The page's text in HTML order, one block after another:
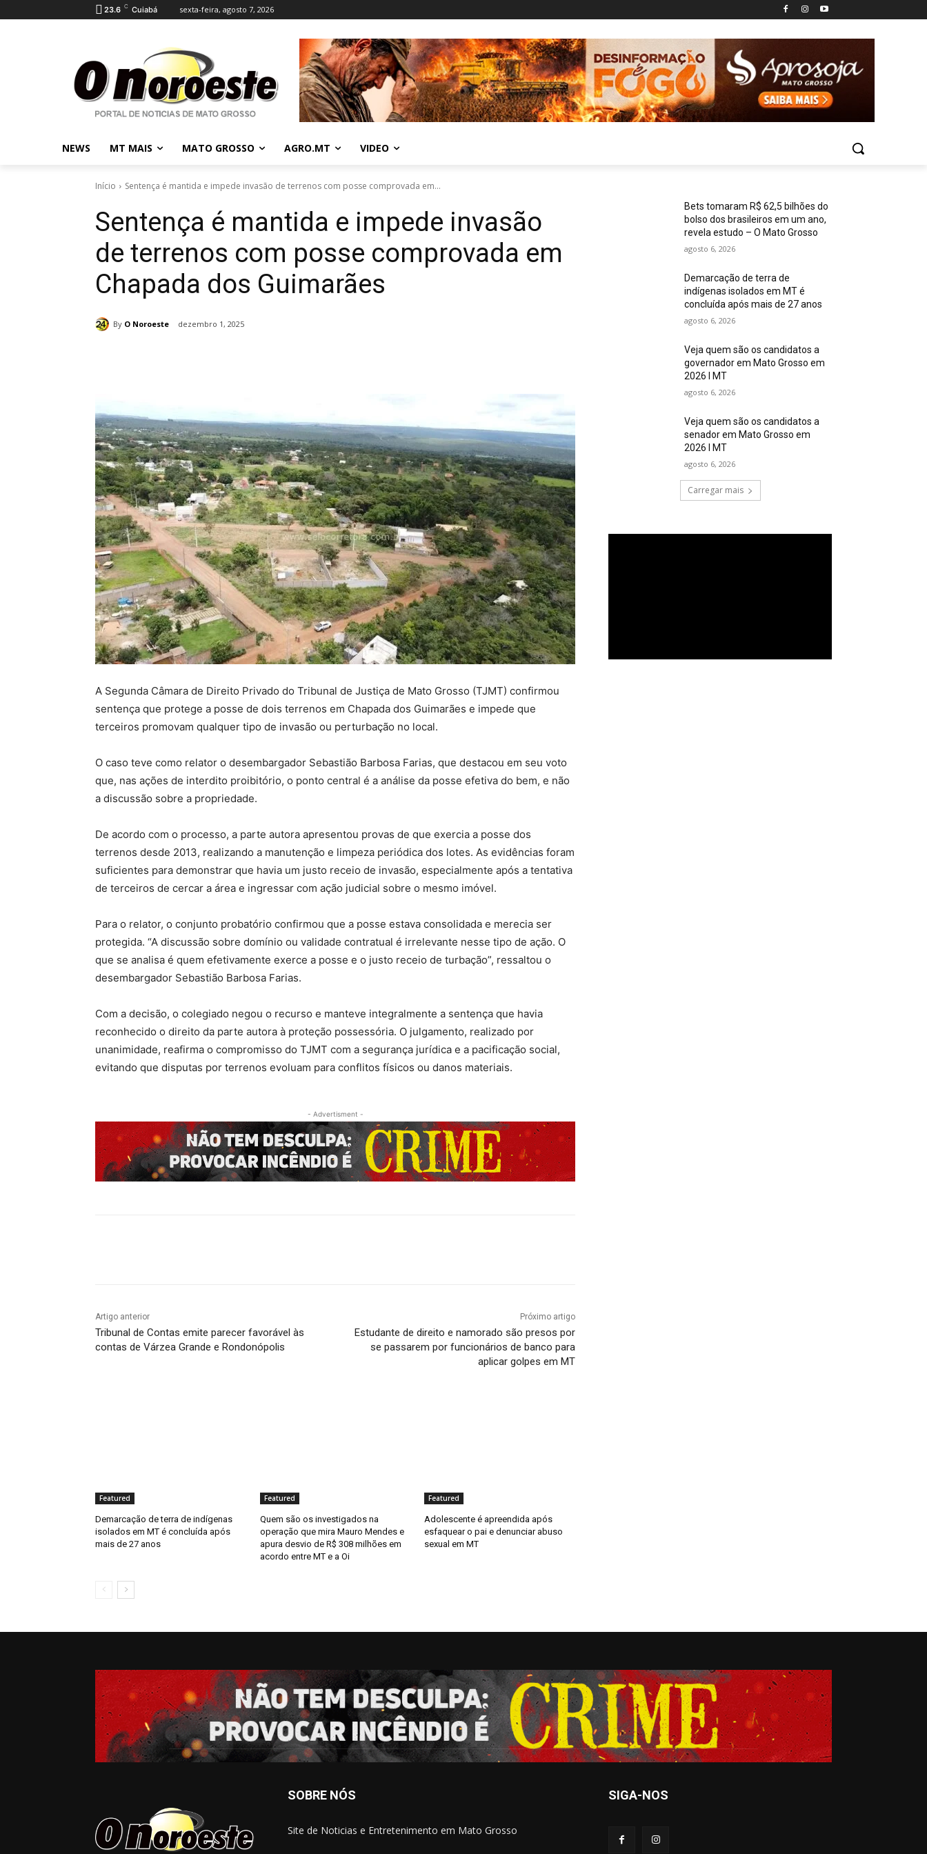
23.6 C Cuiabá sexta-feira, agosto 7, 2026
NEWS MT MAIS MATO GROSSO AGRO.MT VIDEO
Início Sentença é mantida e impede invasão de terrenos com posse comprovada em...
Sentença é mantida e impede invasão
de terrenos com posse comprovada em
Chapada dos Guimarães
By O Noroeste dezembro 1, 2025
A Segunda Câmara de Direito Privado do Tribunal de Justiça de Mato Grosso (TJMT) confirmou
sentença que protege a posse de dois terrenos em Chapada dos Guimarães e impede que
terceiros promovam qualquer tipo de invasão ou perturbação no local.
O caso teve como relator o desembargador Sebastião Barbosa Farias, que destacou em seu voto
que, nas ações de interdito proibitório, o ponto central é a análise da posse efetiva do bem, e não
a discussão sobre a propriedade.
De acordo com o processo, a parte autora apresentou provas de que exercia a posse dos
terrenos desde 2013, realizando a manutenção e limpeza periódica dos lotes. As evidências foram
suficientes para demonstrar que havia um justo receio de invasão, especialmente após a tentativa
de terceiros de cercar a área e ingressar com ação judicial sobre o mesmo imóvel.
Para o relator, o conjunto probatório confirmou que a posse estava consolidada e merecia ser
protegida. “A discussão sobre domínio ou validade contratual é irrelevante nesse tipo de ação. O
que se analisa é quem efetivamente exerce a posse e o justo receio de turbação”, ressaltou o
desembargador Sebastião Barbosa Farias.
Com a decisão, o colegiado negou o recurso e manteve integralmente a sentença que havia
reconhecido o direito da parte autora à proteção possessória. O julgamento, realizado por
unanimidade, reafirma o compromisso do TJMT com a segurança jurídica e a pacificação social,
evitando que disputas por terrenos evoluam para conflitos físicos ou danos materiais.
- Advertisment -
Artigo anterior
Tribunal de Contas emite parecer favorável às
contas de Várzea Grande e Rondonópolis
Próximo artigo
Estudante de direito e namorado são presos por
se passarem por funcionários de banco para
aplicar golpes em MT
Featured
Demarcação de terra de indígenas
isolados em MT é concluída após
mais de 27 anos
Featured
Quem são os investigados na
operação que mira Mauro Mendes e
apura desvio de R$ 308 milhões em
acordo entre MT e a Oi
Featured
Adolescente é apreendida após
esfaquear o pai e denunciar abuso
sexual em MT
Bets tomaram R$ 62,5 bilhões do
bolso dos brasileiros em um ano,
revela estudo – O Mato Grosso
agosto 6, 2026
Demarcação de terra de
indígenas isolados em MT é
concluída após mais de 27 anos
agosto 6, 2026
Veja quem são os candidatos a
governador em Mato Grosso em
2026 I MT
agosto 6, 2026
Veja quem são os candidatos a
senador em Mato Grosso em
2026 I MT
agosto 6, 2026
Carregar mais
SOBRE NÓS
Site de Noticias e Entretenimento em Mato Grosso
SIGA-NOS